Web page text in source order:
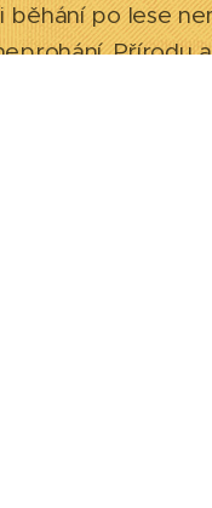
běhání po lese
Přírodu